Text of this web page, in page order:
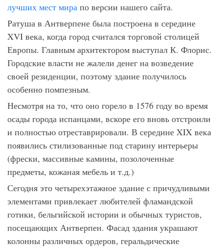
лучших мест мира по версии нашего сайта.
Ратуша в Антверпене была построена в середине
XVI века, когда город считался торговой столицей
Европы. Главным архитектором выступал К. Флорис.
Городские власти не жалели денег на возведение
своей резиденции, поэтому здание получилось
особенно помпезным.
Несмотря на то, что оно горело в 1576 году во время
осады города испанцами, вскоре его вновь отстроили
и полностью отреставрировали. В середине XIX века
появились стилизованные под старину интерьеры
(фрески, массивные камины, позолоченные
предметы, кожаная мебель и т.д.)
Сегодня это четырехэтажное здание с причудливыми
элементами привлекает любителей фламандской
готики, бельгийской истории и обычных туристов,
посещающих Антверпен. Фасад здания украшают
колонны различных ордеров, геральдические